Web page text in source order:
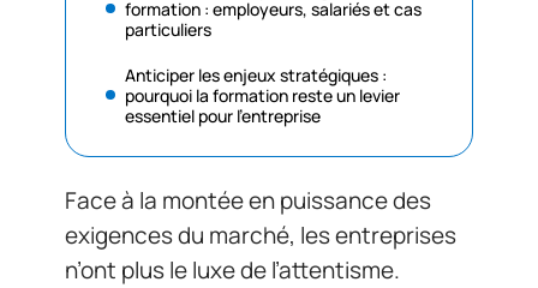
formation : employeurs, salariés et cas
particuliers
Anticiper les enjeux stratégiques :
pourquoi la formation reste un levier
essentiel pour l’entreprise
Face à la montée en puissance des
exigences du marché, les entreprises
n’ont plus le luxe de l’attentisme.